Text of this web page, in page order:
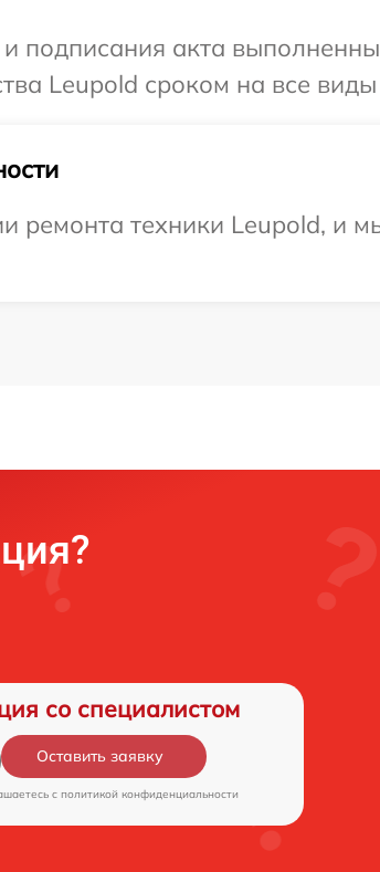
подписания акта
Leupold сроком на все
техники Leupold, и
со специалистом
Оставить заявку
c политикой конфиденциальности